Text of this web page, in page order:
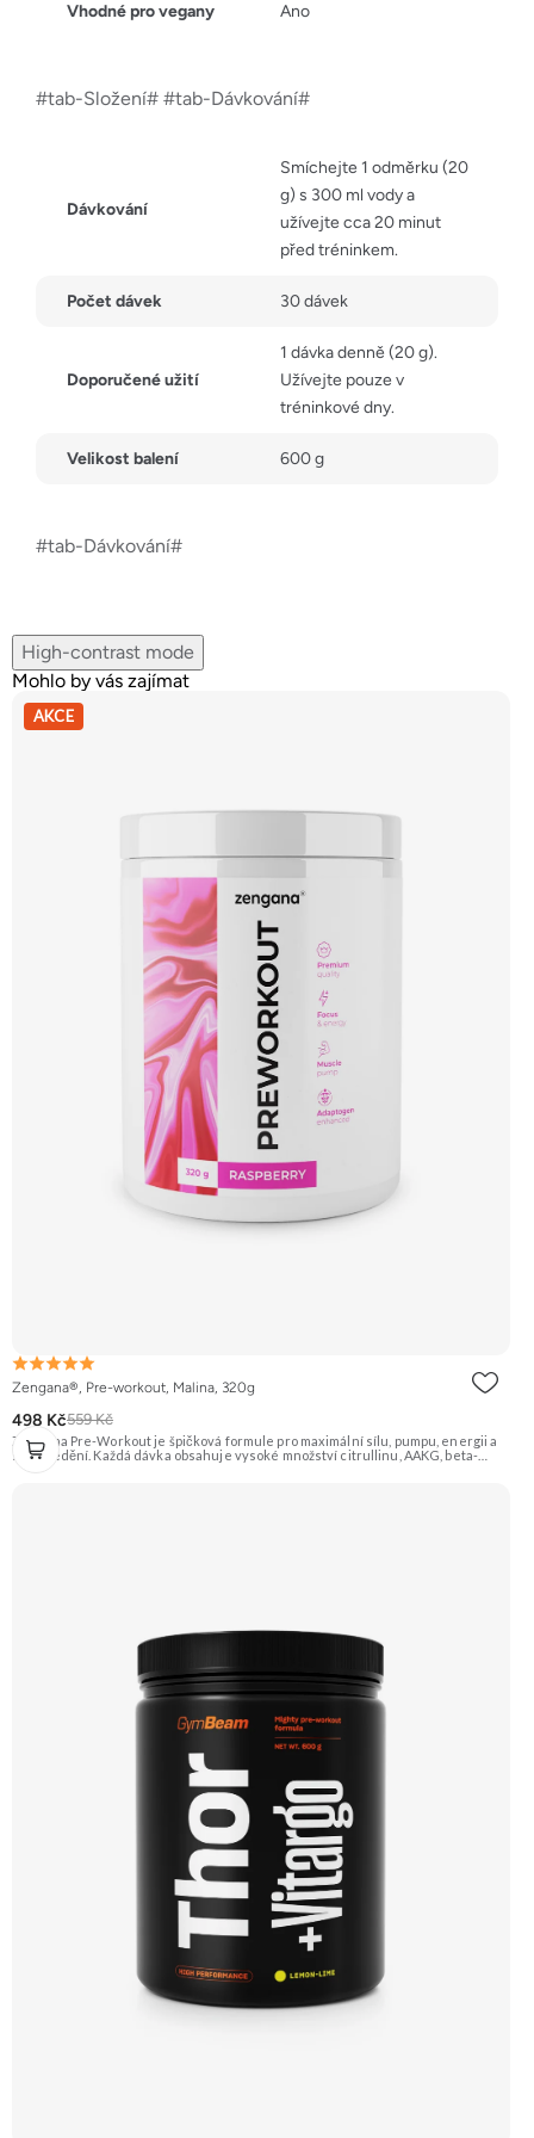
Vhodné pro vegany Ano
#tab-Složení# #tab-Dávkování#
Dávkování
Smíchejte 1 odměrku (20
g) s 300 ml vody a
užívejte cca 20 minut
před tréninkem.
Počet dávek 30 dávek
Doporučené užití
1 dávka denně (20 g).
Užívejte pouze v
tréninkové dny.
Velikost balení 600 g
#tab-Dávkování#
High-contrast mode
Mohlo by vás zajímat
AKCE
Zengana®, Pre-workout, Malina, 320g
498 Kč559 Kč
Zengana Pre-Workout je špičková formule pro maximální sílu, pumpu, energii a
soustředění. Každá dávka obsahuje vysoké množství citrullinu, AAKG, beta-